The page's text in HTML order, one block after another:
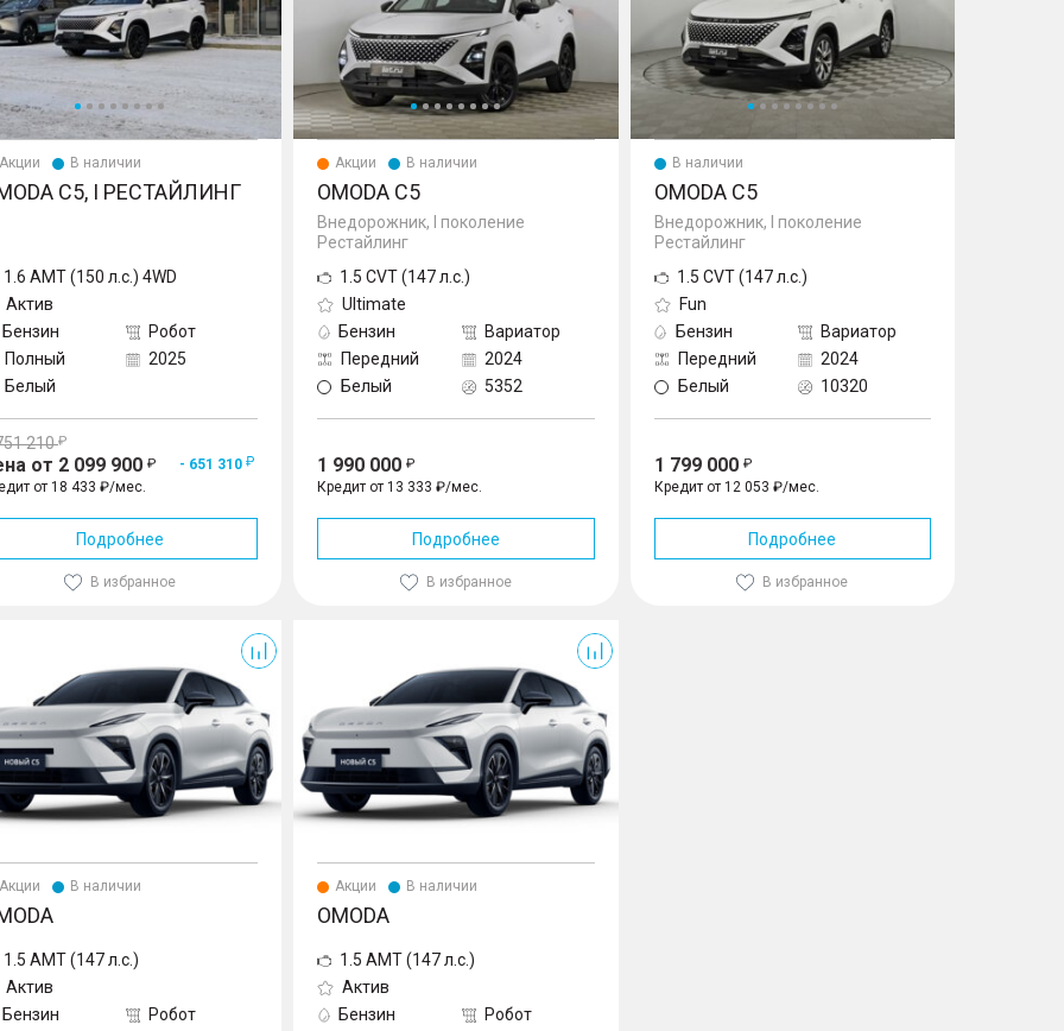
Акции В наличии
C5, I РЕСТАЙЛИНГ
1.6 AMT (150 л.с.) 4WD
Актив
Бензин
Робот
Полный
2025
Белый
210
от 2 099 900
- 651 310
от 18 433 ₽/мес.
Подробнее
В избранное
Акции В наличии
OMODA C5
Внедорожник, I поколение
Рестайлинг
1.5 CVT (147 л.с.)
Ultimate
Бензин
Вариатор
Передний
2024
Белый
5352
1 990 000
Кредит от 13 333 ₽/мес.
Подробнее
В избранное
В наличии
OMODA C5
Внедорожник, I поколение
Рестайлинг
1.5 CVT (147 л.с.)
Fun
Бензин
Вариатор
Передний
2024
Белый
10320
1 799 000
Кредит от 12 053 ₽/мес.
Подробнее
В избранное
Акции В наличии
1.5 AMT (147 л.с.)
Актив
Бензин
Робот
Акции В наличии
OMODA
1.5 AMT (147 л.с.)
Актив
Бензин
Робот